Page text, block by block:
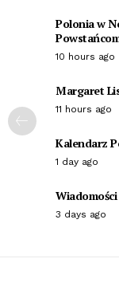
Polonia w
10 hours ago
Margaret
11 hours ago
Kalendarz
1 day ago
3 days ago